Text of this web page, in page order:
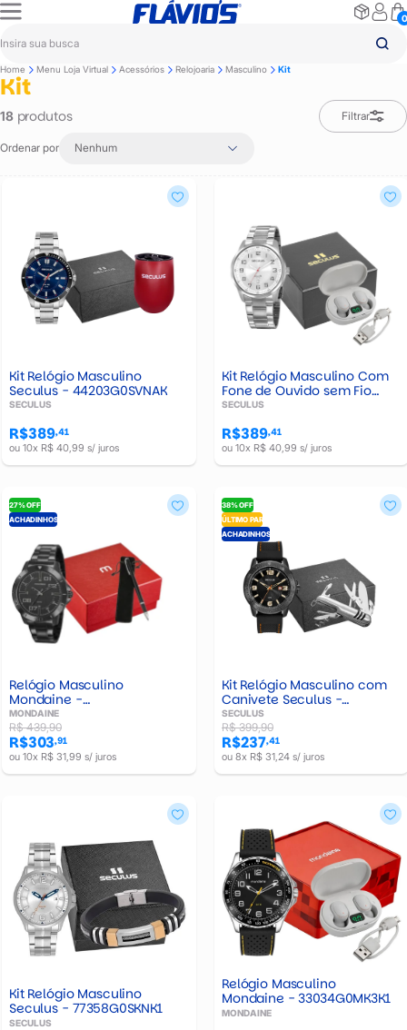
0
Home Menu Loja Virtual Acessórios Relojoaria Masculino Kit
Kit
18produtos Filtrar
Ordenar por Nenhum
Kit Relógio Masculino
Seculus - 44203G0SVNAK
SECULUS
R$389,41
ou 10x R$ 40,99 s/ juros
Kit Relógio Masculino Com
Fone de Ouvido sem Fio
Seculus - 20785g0svnak
SECULUS
R$389,41
ou 10x R$ 40,99 s/ juros
27% OFF
ACHADINHOS
Relógio Masculino
Mondaine -
99406GPMVPE2K2
MONDAINE
R$ 439,90
R$303,91
ou 10x R$ 31,99 s/ juros
38% OFF
ÚLTIMO PAR
ACHADINHOS
Kit Relógio Masculino com
Canivete Seculus -
44225GPSVPUK
SECULUS
R$ 399,90
R$237,41
ou 8x R$ 31,24 s/ juros
Kit Relógio Masculino
Seculus - 77358G0SKNK1
SECULUS
Relógio Masculino
Mondaine - 33034G0MK3K1
MONDAINE